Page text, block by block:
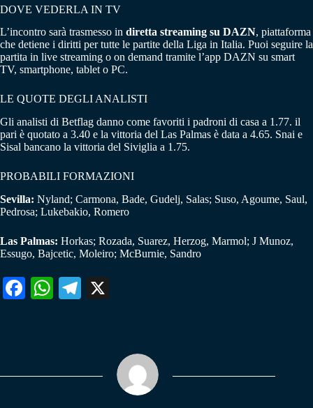
DOVE VEDERLA IN TV
L’incontro sarà trasmesso in diretta streaming su DAZN, piattaforma
che detiene i diritti per tutte le partite della Liga in Italia. Puoi seguire la
partita in live streaming o on demand tramite l’app DAZN su smart
TV, smartphone, tablet o PC.
LE QUOTE DEGLI ANALISTI
Gli analisti di Betflag danno come favoriti i padroni di casa a 1.77. il
pari è quotato a 3.40 e la vittoria del Las Palmas è data a 4.65. Snai e
Sisal bancano la vittoria del Siviglia a 1.75.
PROBABILI FORMAZIONI
Sevilla: Nyland; Carmona, Bade, Gudelj, Salas; Suso, Agoume, Saul,
Pedrosa; Lukebakio, Romero
Las Palmas: Horkas; Rozada, Suarez, Herzog, Marmol; J Munoz,
Essugo, Bajcetic, Moleiro; McBurnie, Sandro
Fa W
pp
Te
m